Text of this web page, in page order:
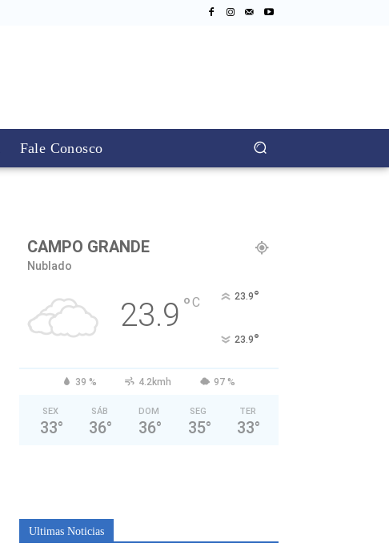
Fale Conosco
CAMPO GRANDE
Nublado
23.9 °C 23.9°
23.9°
39 % 4.2kmh 97 %
SEX
33°
SÁB
36°
DOM
36°
SEG
35°
TER
33°
Ultimas Noticias